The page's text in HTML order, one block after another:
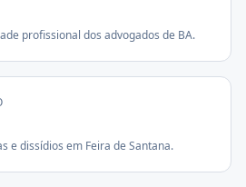
profissional dos advogados de BA.
e dissídios em Feira de Santana.